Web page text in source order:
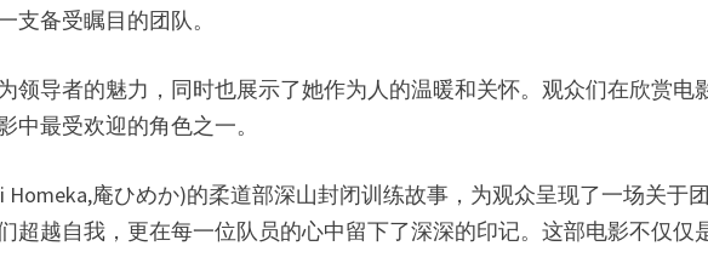
支备受瞩目的团队。
领导者的魅力，同时也展示了她作为人的温暖和关怀。观众们在欣赏
中最受欢迎的角色之一。
Homeka,庵ひめか)的柔道部深山封闭训练故事，为观众呈现了一场关
超越自我，更在每一位队员的心中留下了深深的印记。这部电影不仅